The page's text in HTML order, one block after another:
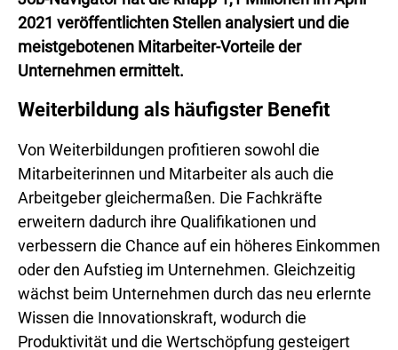
2021 veröffentlichten Stellen analysiert und die
meistgebotenen Mitarbeiter-Vorteile der
Unternehmen ermittelt.
Weiterbildung als häufigster Benefit
Von Weiterbildungen profitieren sowohl die
Mitarbeiterinnen und Mitarbeiter als auch die
Arbeitgeber gleichermaßen. Die Fachkräfte
erweitern dadurch ihre Qualifikationen und
verbessern die Chance auf ein höheres Einkommen
oder den Aufstieg im Unternehmen. Gleichzeitig
wächst beim Unternehmen durch das neu erlernte
Wissen die Innovationskraft, wodurch die
Produktivität und die Wertschöpfung gesteigert